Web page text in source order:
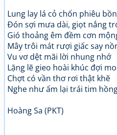
Lung lay lá cỏ chốn phiêu
Đón sợi mưa dài, giọt nắng
Gió thoảng êm đềm cơn
Mây trôi mát rượi giấc say
Vu vơ dệt mãi lời nhung nhớ
Lặng lẽ gieo hoài khúc đợi
Chợt có vần thơ rơi thật khẽ
Nghe như ấm lại trái tim
Hoàng Sa (PKT)